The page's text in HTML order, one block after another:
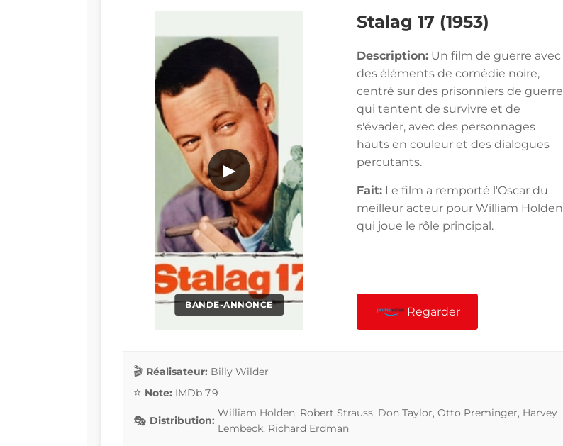
BANDE-ANNONCE
▶
Stalag 17 (1953)
Description: Un film de guerre avec
des éléments de comédie noire,
centré sur des prisonniers de guerre
qui tentent de survivre et de
s'évader, avec des personnages
hauts en couleur et des dialogues
percutants.
Fait: Le film a remporté l'Oscar du
meilleur acteur pour William
qui joue le rôle principal.
Regarder
Réalisateur: Billy Wilder
Note: IMDb 7.9
Distribution:
William Holden, Robert Strauss, Don Taylor, Otto Preminger, Harvey
Lembeck, Richard Erdman